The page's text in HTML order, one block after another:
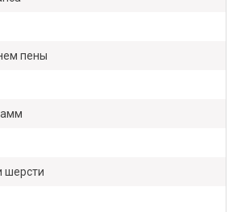
пены
шерсти